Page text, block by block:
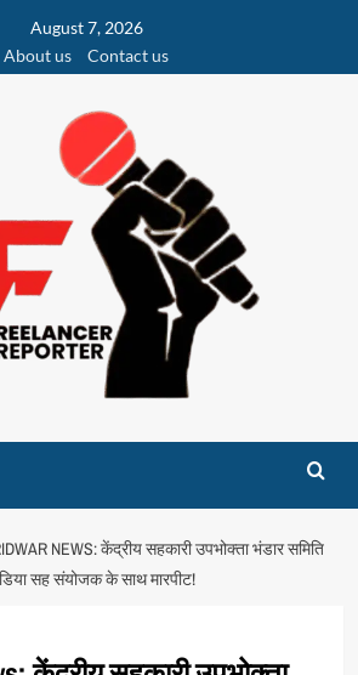
August 7, 2026
About us
Contact us
NEWS: केंद्रीय सहकारी उपभोक्ता भंडार समिति
सह संयोजक के साथ मारपीट!